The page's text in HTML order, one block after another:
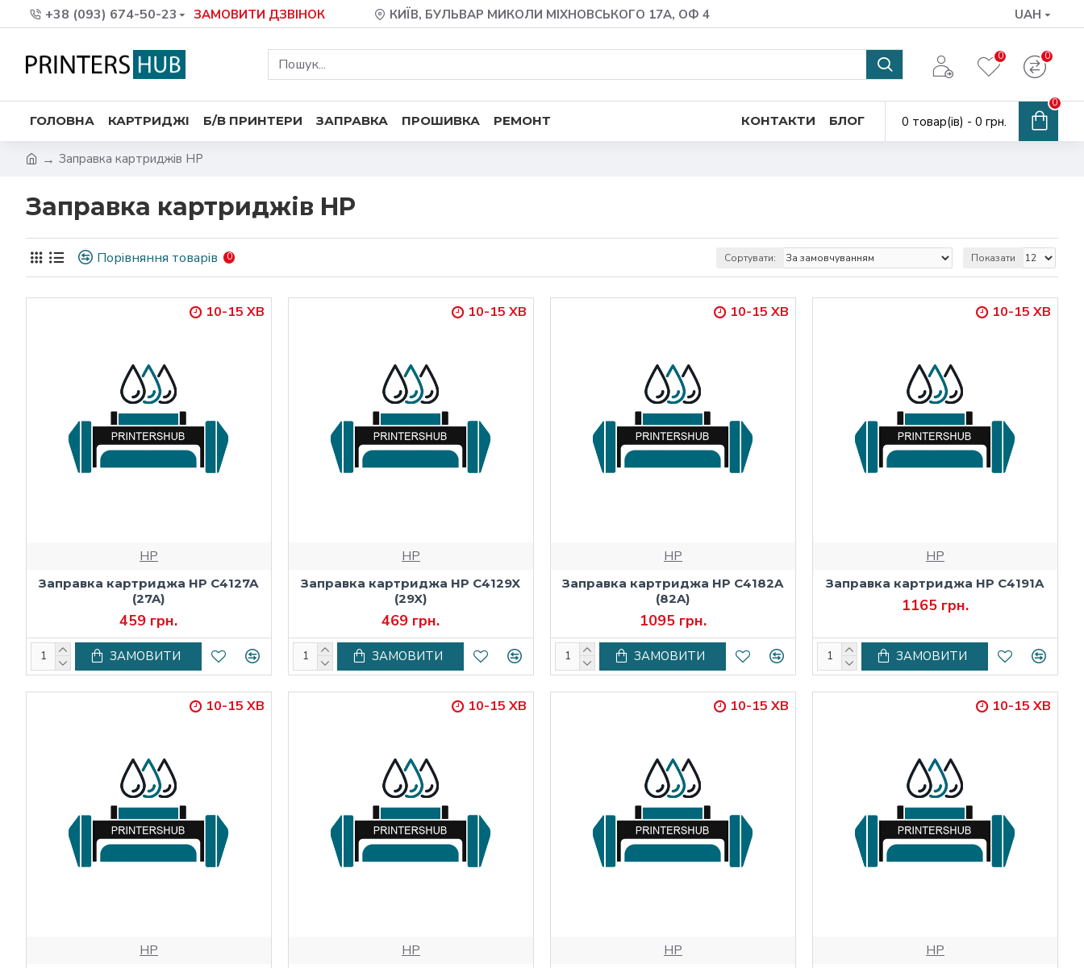
+38 (093) 674-50-23 ЗАМОВИТИ ДЗВІНОК КИЇВ, БУЛЬВАР МИКОЛИ МІХНОВСЬКОГО 17А, ОФ 4 UAH
0 0
ГОЛОВНА КАРТРИДЖІ Б/В ПРИНТЕРИ ЗАПРАВКА ПРОШИВКА РЕМОНТ КОНТАКТИ БЛОГ 0 товар(ів) - 0 грн.
0
Заправка картриджів HP
Заправка картриджів HP
Порівняння товарів 0 Сортувати: Показати
10-15 ХВ
HP
Заправка картриджа HP C4127A
(27A)
459 грн.
ЗАМОВИТИ
10-15 ХВ
HP
Заправка картриджа HP C4129X
(29X)
469 грн.
ЗАМОВИТИ
10-15 ХВ
HP
Заправка картриджа HP C4182A
(82A)
1095 грн.
ЗАМОВИТИ
10-15 ХВ
HP
Заправка картриджа HP C4191A
1165 грн.
ЗАМОВИТИ
10-15 ХВ
HP
10-15 ХВ
HP
10-15 ХВ
HP
10-15 ХВ
HP